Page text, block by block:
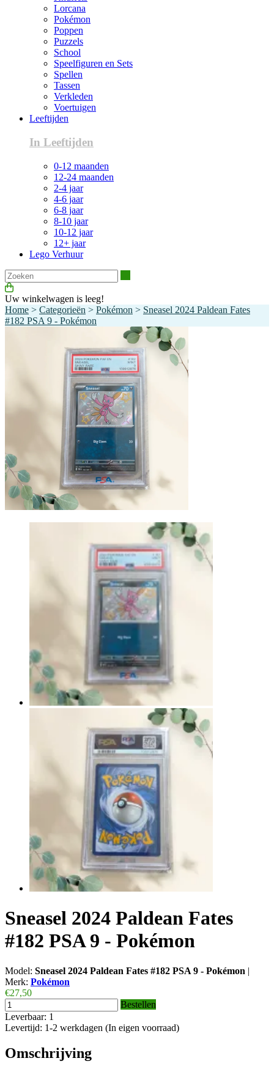
Lorcana
Pokémon
Poppen
Puzzels
School
Speelfiguren en Sets
Spellen
Tassen
Verkleden
Voertuigen
Leeftijden
In Leeftijden
0-12 maanden
12-24 maanden
2-4 jaar
4-6 jaar
6-8 jaar
8-10 jaar
10-12 jaar
12+ jaar
Lego Verhuur
Uw winkelwagen is leeg!
Home > Categorieën > Pokémon > Sneasel 2024 Paldean Fates
#182 PSA 9 - Pokémon
Sneasel 2024 Paldean Fates
#182 PSA 9 - Pokémon
Model: Sneasel 2024 Paldean Fates #182 PSA 9 - Pokémon |
Merk: Pokémon
€27,50
Bestellen
Leverbaar: 1
Levertijd: 1-2 werkdagen (In eigen voorraad)
Omschrijving